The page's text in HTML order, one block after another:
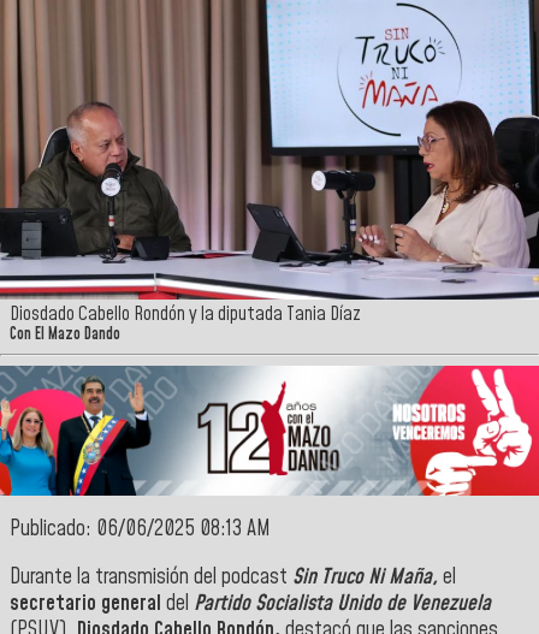
Diosdado Cabello Rondón y la diputada Tania Díaz
Con El Mazo Dando
Publicado: 06/06/2025 08:13 AM
Durante la transmisión del podcast Sin Truco Ni Maña, el
secretario general del Partido Socialista Unido de Venezuela